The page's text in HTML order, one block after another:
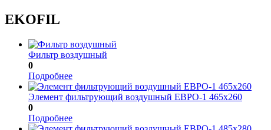
EKOFIL
Фильтр воздушный
0
Подробнее
Элемент фильтрующий воздушный ЕВРО-1 465х260
0
Подробнее